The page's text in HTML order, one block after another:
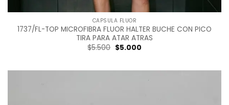
CAPSULA FLUOR
1737/FL-TOP MICROFIBRA FLUOR HALTER BUCHE CON PICO
TIRA PARA ATAR ATRAS
$5.500 Original
price
$5.000Current